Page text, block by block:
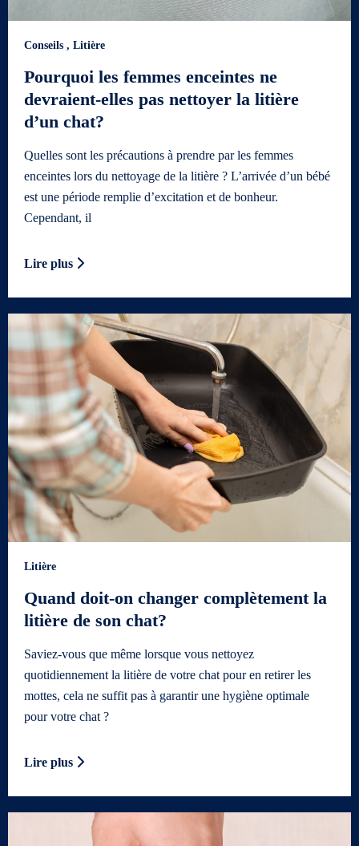
Conseils , Litière
Pourquoi les femmes enceintes ne
devraient-elles pas nettoyer la litière
d’un chat?
Quelles sont les précautions à prendre par les femmes
enceintes lors du nettoyage de la litière ? L’arrivée d’un bébé
est une période remplie d’excitation et de bonheur.
Cependant, il
Lire plus
Litière
Quand doit-on changer complètement la
litière de son chat?
Saviez-vous que même lorsque vous nettoyez
quotidiennement la litière de votre chat pour en retirer les
mottes, cela ne suffit pas à garantir une hygiène optimale
pour votre chat ?
Lire plus